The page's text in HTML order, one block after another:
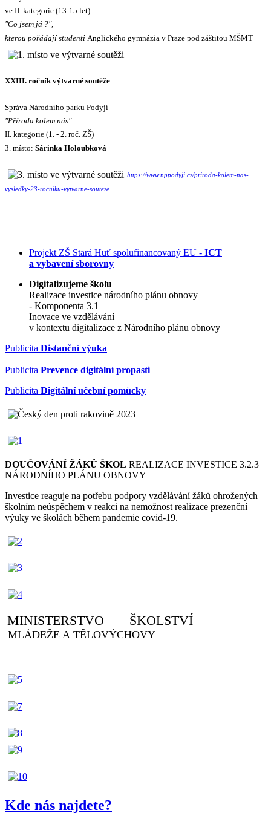
ve II. kategorie (13-15 let)
"Co jsem já ?",
kterou pořádají studenti Anglického gymnázia v Praze pod záštitou MŠMT
XXIII. ročník výtvarné soutěže
Správa Národního parku Podyjí
"Příroda kolem nás"
II. kategorie (1. - 2. roč. ZŠ)
3. místo: Sárinka Holoubková
https://www.nppodyji.cz/priroda-kolem-nas-
vysledky-23-rocniku-vytvarne-souteze
Projekt ZŠ Stará Huť spolufinancovaný EU - ICT
a vybavení sborovny
Digitalizujeme školu
Realizace investice národního plánu obnovy
- Komponenta 3.1
Inovace ve vzdělávání
v kontextu digitalizace z Národního plánu obnovy
Publicita Distanční výuka
Publicita Prevence digitální propasti
Publicita Digitální učební pomůcky
DOUČOVÁNÍ ŽÁKŮ ŠKOL REALIZACE INVESTICE 3.2.3
NÁRODNÍHO PLÁNU OBNOVY
Investice reaguje na potřebu podpory vzdělávání žáků ohrožených
školním neúspěchem v reakci na nemožnost realizace prezenční
výuky ve školách během pandemie covid-19.
MINISTERSTVO ŠKOLSTVÍ
MLÁDEŽE A TĚLOVÝCHOVY
Kde nás najdete?